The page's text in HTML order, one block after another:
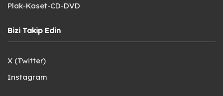
Plak-Kaset-CD-DVD
Bizi Takip Edin
X (Twitter)
Instagram